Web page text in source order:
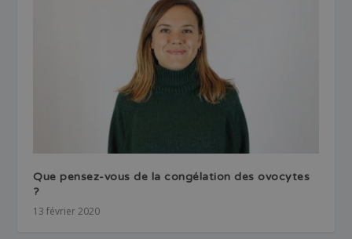
Que pensez-vous de la congélation des ovocytes
?
13 février 2020